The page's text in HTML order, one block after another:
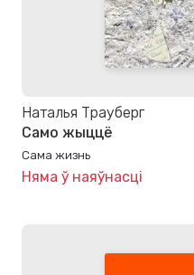
Наталья Трауберг
Само жыццё
Сама жизнь
Няма ў наяўнасці